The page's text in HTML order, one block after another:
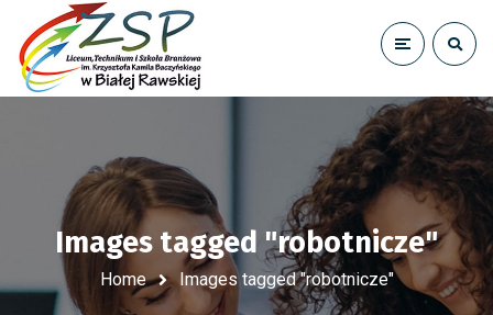
Images tagged "robotnicze"
Home Images tagged "robotnicze"